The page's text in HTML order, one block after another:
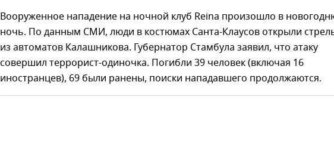
Вооруженное нападение на ночной клуб Reina произошло в
ночь. По данным СМИ, люди в костюмах Санта-Клаусов открыли
из автоматов Калашникова. Губернатор Стамбула заявил, что атаку
совершил террорист-одиночка. Погибли 39 человек (включая 16
иностранцев), 69 были ранены, поиски нападавшего продолжаются.